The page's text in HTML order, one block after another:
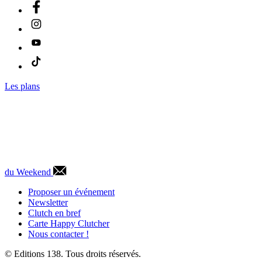
Les plans
du Weekend
Proposer un événement
Newsletter
Clutch en bref
Carte Happy Clutcher
Nous contacter !
© Editions 138. Tous droits réservés.